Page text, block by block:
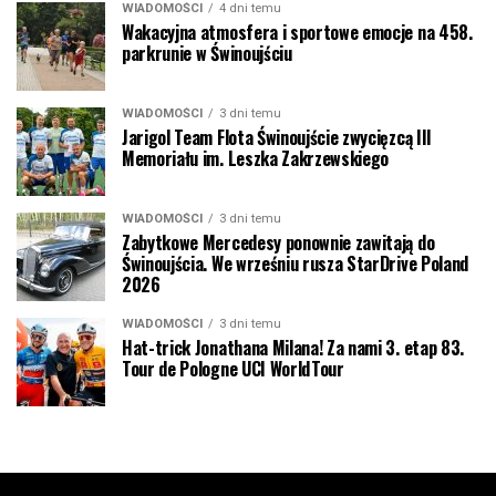
WIADOMOŚCI 4 dni temu
Wakacyjna atmosfera i sportowe emocje na 458.
parkrunie w Świnoujściu
WIADOMOŚCI 3 dni temu
Jarigol Team Flota Świnoujście zwycięzcą III
Memoriału im. Leszka Zakrzewskiego
WIADOMOŚCI 3 dni temu
Zabytkowe Mercedesy ponownie zawitają do
Świnoujścia. We wrześniu rusza StarDrive Poland
2026
WIADOMOŚCI 3 dni temu
Hat-trick Jonathana Milana! Za nami 3. etap 83.
Tour de Pologne UCI WorldTour